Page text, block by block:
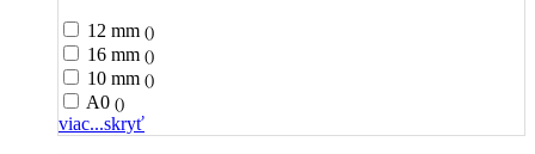
12 mm ()
16 mm ()
10 mm ()
A0 ()
viac...skryť